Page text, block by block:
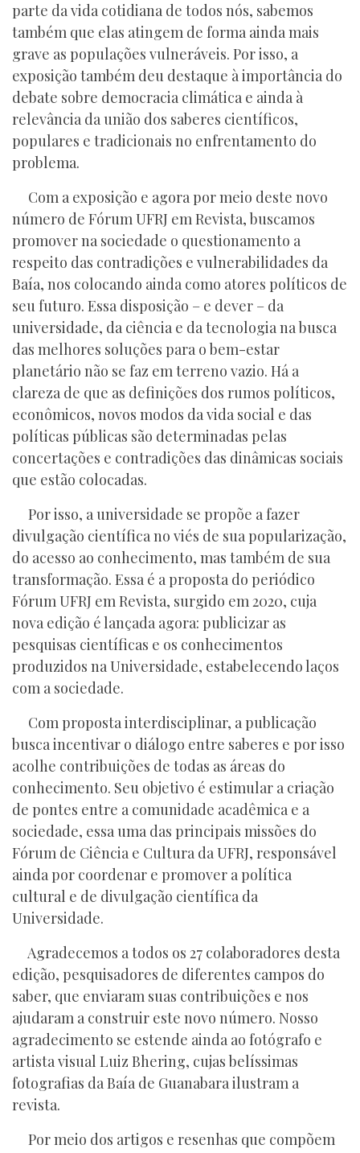
parte da vida cotidiana de todos nós, sabemos
também que elas atingem de forma ainda mais
grave as populações vulneráveis. Por isso, a
exposição também deu destaque à importância do
debate sobre democracia climática e ainda à
relevância da união dos saberes científicos,
populares e tradicionais no enfrentamento do
problema.
Com a exposição e agora por meio deste novo
número de Fórum UFRJ em Revista, buscamos
promover na sociedade o questionamento a
respeito das contradições e vulnerabilidades da
Baía, nos colocando ainda como atores políticos de
seu futuro. Essa disposição – e dever – da
universidade, da ciência e da tecnologia na busca
das melhores soluções para o bem-estar
planetário não se faz em terreno vazio. Há a
clareza de que as definições dos rumos políticos,
econômicos, novos modos da vida social e das
políticas públicas são determinadas pelas
concertações e contradições das dinâmicas sociais
que estão colocadas.
Por isso, a universidade se propõe a fazer
divulgação científica no viés de sua popularização,
do acesso ao conhecimento, mas também de sua
transformação. Essa é a proposta do periódico
Fórum UFRJ em Revista, surgido em 2020, cuja
nova edição é lançada agora: publicizar as
pesquisas científicas e os conhecimentos
produzidos na Universidade, estabelecendo laços
com a sociedade.
Com proposta interdisciplinar, a publicação
busca incentivar o diálogo entre saberes e por isso
acolhe contribuições de todas as áreas do
conhecimento. Seu objetivo é estimular a criação
de pontes entre a comunidade acadêmica e a
sociedade, essa uma das principais missões do
Fórum de Ciência e Cultura da UFRJ, responsável
ainda por coordenar e promover a política
cultural e de divulgação científica da
Universidade.
Agradecemos a todos os 27 colaboradores desta
edição, pesquisadores de diferentes campos do
saber, que enviaram suas contribuições e nos
ajudaram a construir este novo número. Nosso
agradecimento se estende ainda ao fotógrafo e
artista visual Luiz Bhering, cujas belíssimas
fotografias da Baía de Guanabara ilustram a
revista.
Por meio dos artigos e resenhas que compõem